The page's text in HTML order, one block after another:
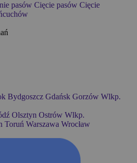
pasów Cięcie pasów Cięcie
Bydgoszcz Gdańsk Gorzów Wlkp.
Olsztyn Ostrów Wlkp.
Toruń Warszawa Wrocław